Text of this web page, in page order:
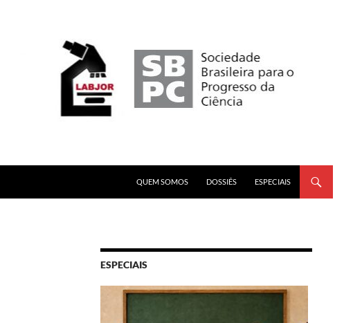
QUEM SOMOS
DOSSIÊS ESPECIAIS
ESPECIAIS